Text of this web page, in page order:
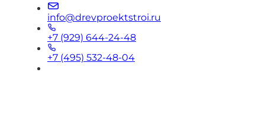
info@drevproektstroi.ru
+7 (929) 644-24-48
+7 (495) 532-48-04